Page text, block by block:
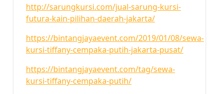
http://sarungkursi.com/jual-sarung-kursi-
futura-kain-pilihan-daerah-jakarta/
https://bintangjayaevent.com/2019/01/08/sewa-
kursi-tiffany-cempaka-putih-jakarta-pusat/
https://bintangjayaevent.com/tag/sewa-
kursi-tiffany-cempaka-putih/